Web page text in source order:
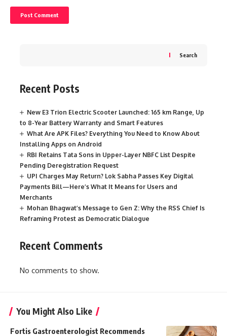
Search
Recent Posts
New E3 Trion Electric Scooter Launched: 165 km Range, Up
to 8-Year Battery Warranty and Smart Features
What Are APK Files? Everything You Need to Know About
Installing Apps on Android
RBI Retains Tata Sons in Upper-Layer NBFC List Despite
Pending Deregistration Request
UPI Charges May Return? Lok Sabha Passes Key Digital
Payments Bill—Here’s What It Means for Users and
Merchants
Mohan Bhagwat’s Message to Gen Z: Why the RSS Chief Is
Reframing Protest as Democratic Dialogue
Recent Comments
No comments to show.
You Might Also Like
Fortis Gastroenterologist Recommends